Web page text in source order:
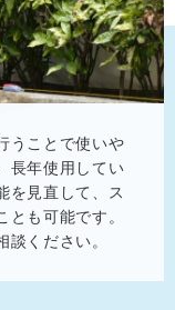
うことで使いや
長年使用してい
を見直して、ス
も可能です。
ください。